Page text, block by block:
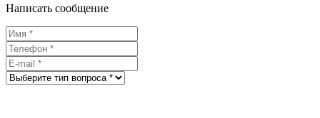
Написать сообщение